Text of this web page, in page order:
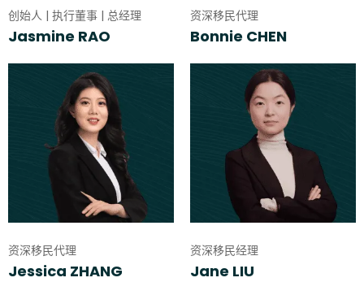
创始人 | 执行董事 | 总经理
Jasmine RAO
资深移民代理
Bonnie CHEN
资深移民代理
Jessica ZHANG
资深移民经理
Jane LIU